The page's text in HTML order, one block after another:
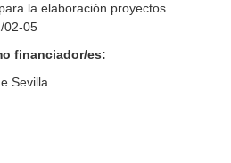
la elaboración proyectos
02-05
financiador/es:
Sevilla